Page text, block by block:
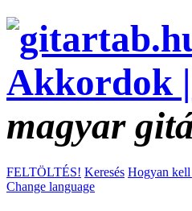
magyar
FELTÖLTÉS! Keresés Hogyan kell
Change language